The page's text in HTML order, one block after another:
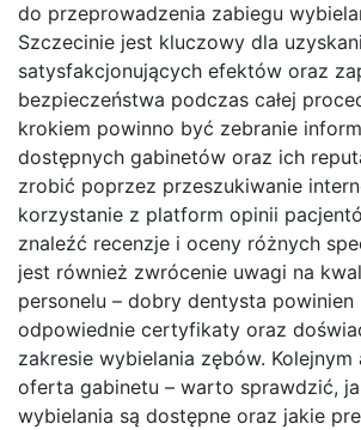
do przeprowadzenia zabiegu
Szczecinie jest kluczowy dla
satysfakcjonujących efektów oraz
bezpieczeństwa podczas całej
krokiem powinno być zebranie
dostępnych gabinetów oraz ich
zrobić poprzez przeszukiwanie
korzystanie z platform opinii
znaleźć recenzje i oceny różnych
jest również zwrócenie uwagi na
personelu – dobry dentysta powinien
odpowiednie certyfikaty oraz
zakresie wybielania zębów. Kolejnym
oferta gabinetu – warto sprawdzić,
wybielania są dostępne oraz jakie